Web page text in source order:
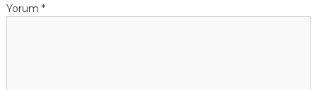
Yorum *